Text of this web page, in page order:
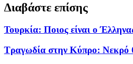
Διαβάστε επίσης
Τουρκία: Ποιος είναι ο
Τραγωδία στην Κύπρο: Νεκρό